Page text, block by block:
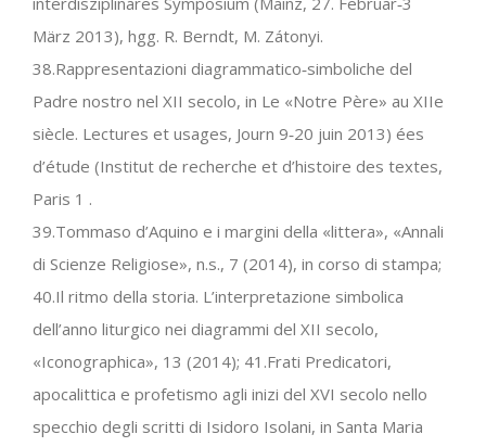
März 2013), hgg. R. Berndt, M. Zátonyi.
38.Rappresentazioni diagrammatico‐simboliche del
Padre nostro nel XII secolo, in Le «Notre Père» au XIIe
siècle. Lectures et usages, Journ 9‐20 juin 2013) ées
d’étude (Institut de recherche et d’histoire des textes,
Paris 1 .
39.Tommaso d’Aquino e i margini della «littera», «Annali
di Scienze Religiose», n.s., 7 (2014), in corso di stampa;
40.Il ritmo della storia. L’interpretazione simbolica
dell’anno liturgico nei diagrammi del XII secolo,
«Iconographica», 13 (2014); 41.Frati Predicatori,
apocalittica e profetismo agli inizi del XVI secolo nello
specchio degli scritti di Isidoro Isolani, in Santa Maria